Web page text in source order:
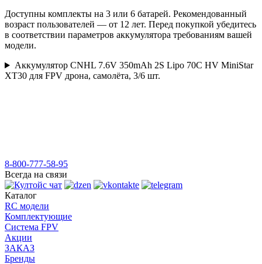
Доступны комплекты на 3 или 6 батарей. Рекомендованный
возраст пользователей — от 12 лет. Перед покупкой убедитесь
в соответствии параметров аккумулятора требованиям вашей
модели.
Аккумулятор CNHL 7.6V 350mAh 2S Lipo 70C HV MiniStar
XT30 для FPV дрона, самолёта, 3/6 шт.
8-800-777-58-95
Всегда на связи
Каталог
RC модели
Комплектующие
Система FPV
Акции
ЗАКАЗ
Бренды